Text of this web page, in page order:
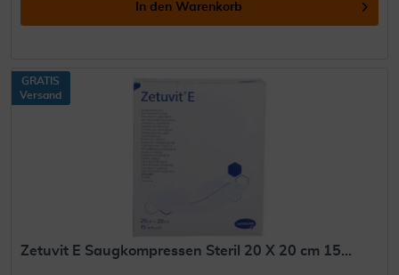
In den Warenkorb
GRATIS
Versand
Zetuvit E Saugkompressen Steril 20 X 20 cm 15...